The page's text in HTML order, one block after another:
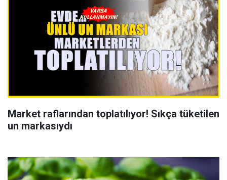
Market raflarından toplatılıyor! Sıkça tüketilen
un markasıydı